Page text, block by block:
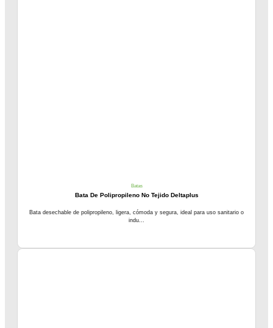
Batas
Bata De Polipropileno No Tejido Deltaplus
Bata desechable de polipropileno, ligera, cómoda y segura, ideal para uso sanitario o
indu...